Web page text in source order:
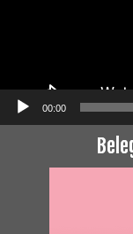
00:00